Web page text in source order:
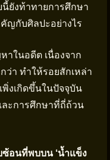
นี้ยังท้าทายการศึกษา
ญกับศิลปะอย่างไร
าในอดีต เนื่องจาก
า ทำให้รอยสักเหล่า
พิ่งเกิดขึ้นในปัจจุบัน
ละการศึกษาที่ถี่ถ้วน
อนที่พบบน ‘น้ำแข็ง